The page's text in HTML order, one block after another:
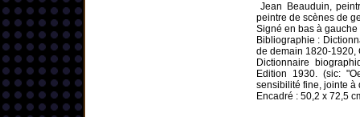
Jean Beauduin,
peintre de scènes de
Signé en bas à
Bibliographie :
de demain 1820-1920,
Dictionnaire
Edition 1930. (sic:
sensibilité fine, jointe à
Encadré : 50,2 x 72,5